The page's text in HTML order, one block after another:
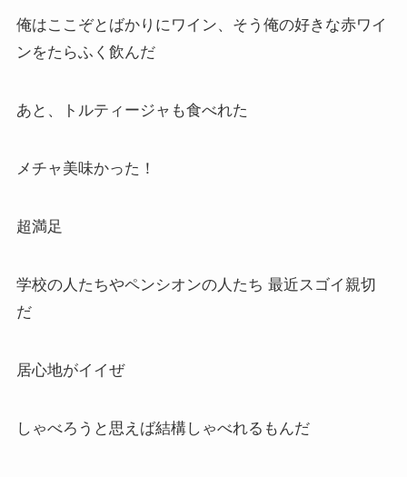
俺はここぞとばかりにワイン、そう俺の好きな赤ワイ
ンをたらふく飲んだ
あと、トルティージャも食べれた
メチャ美味かった！
超満足
学校の人たちやペンシオンの人たち 最近スゴイ親切
だ
居心地がイイぜ
しゃべろうと思えば結構しゃべれるもんだ